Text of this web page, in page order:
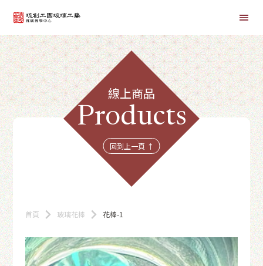
首頁
線上課程
線上商品
Products
回到上一頁 ↑
首頁 玻璃花棒 花棒-1